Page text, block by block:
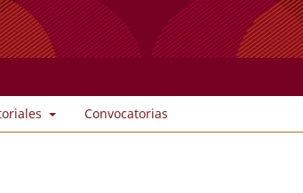
Convocatorias